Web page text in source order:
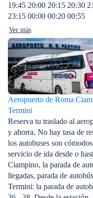
19:45 20:00 20:15 20:30
23:15 00:00 00:20 00:55
Ver más
Aeropuerto de Roma
Termini
Reserva tu traslado al
y ahorra. No hay tasa de
los autobuses son
servicio de ida desde o
Ciampino, la parada de
llegadas, parada de
Termini: la parada de